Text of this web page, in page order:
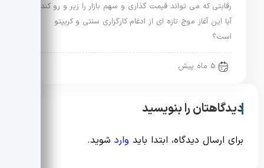
رقابتی که می تواند قیمت گذاری و سهم بازار را زیر و رو کند.
آیا این آغاز موج تازه ای از ادغام کارگزاری سنتی و کریپتو
است؟
5 ماه پیش
دیدگاهتان را بنویسید
برای ارسال دیدگاه، ابتدا باید وارد شوید.